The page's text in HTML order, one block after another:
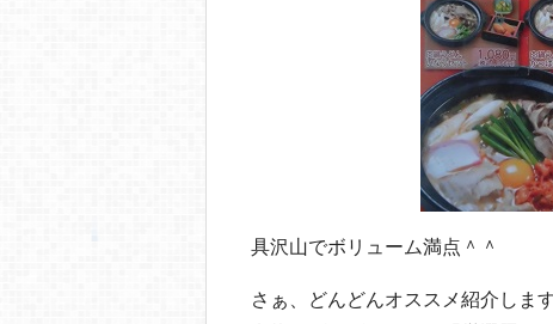
具沢山でボリューム満点＾＾
さぁ、どんどんオススメ紹介しま